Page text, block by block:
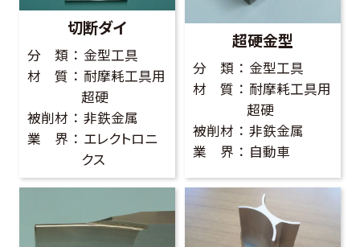
切断ダイ
分 類
金型工具
材 質
耐摩耗工具用
超硬
被削材
非鉄金属
業 界
エレクトロニ
クス
超硬金型
分 類
金型工具
材 質
耐摩耗工具用
超硬
被削材
非鉄金属
業 界
自動車